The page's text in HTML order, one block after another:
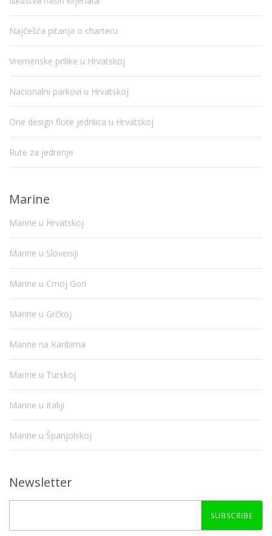
Najčešća pitanja o charteru
Vremenske prilike u Hrvatskoj
Nacionalni parkovi u Hrvatskoj
One design flote jedrilica u Hrvatskoj
Rute za jedrenje
Marine
Marine u Hrvatskoj
Marine u Sloveniji
Marine u Crnoj Gori
Marine u Grčkoj
Marine na Karibima
Marine u Turskoj
Marine u Italiji
Marine u Španjolskoj
Newsletter
SUBSCRIBE